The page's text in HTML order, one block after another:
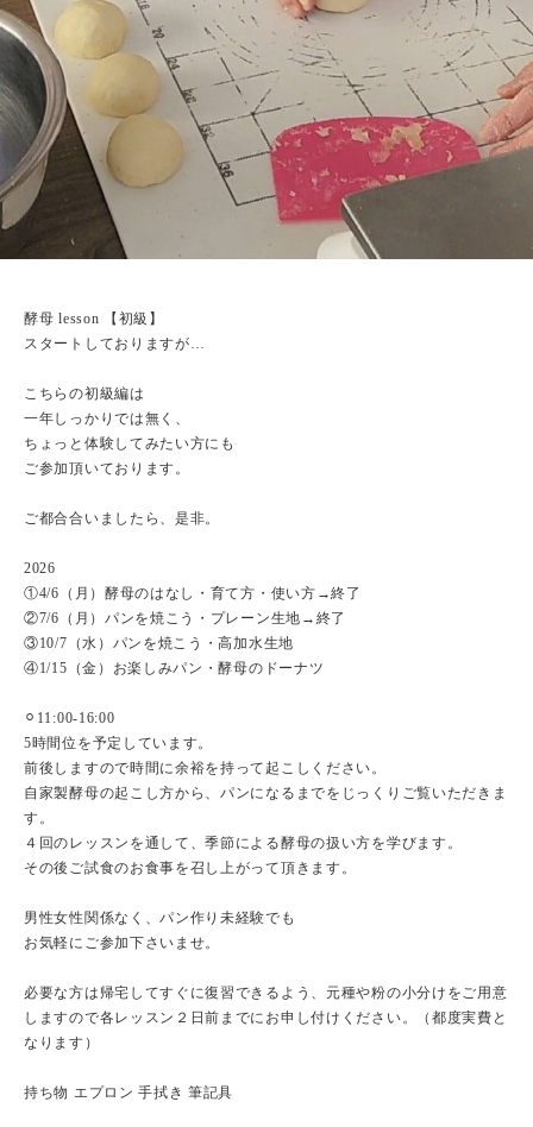
酵母 lesson 【初級】
スタートしておりますが…
こちらの初級編は
一年しっかりでは無く、
ちょっと体験してみたい方にも
ご参加頂いております。
ご都合合いましたら、是非。
2026
①4/6（月）酵母のはなし・育て方・使い方→終了
②7/6（月）パンを焼こう・プレーン生地→終了
③10/7（水）パンを焼こう・高加水生地
④1/15（金）お楽しみパン・酵母のドーナツ
⚪︎11:00-16:00
5時間位を予定しています。
前後しますので時間に余裕を持って起こしください。
自家製酵母の起こし方から、パンになるまでをじっくりご覧いただきま
す。
４回のレッスンを通して、季節による酵母の扱い方を学びます。
その後ご試食のお食事を召し上がって頂きます。
男性女性関係なく、パン作り未経験でも
お気軽にご参加下さいませ。
必要な方は帰宅してすぐに復習できるよう、元種や粉の小分けをご用意
しますので各レッスン２日前までにお申し付けください。（都度実費と
なります）
持ち物 エプロン 手拭き 筆記具